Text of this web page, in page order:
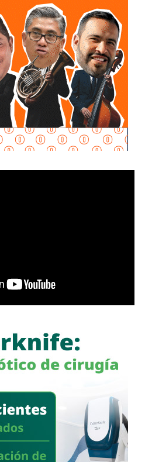
para el personal
rapidez situaciones de
seguridad y tranquilidad a las
la aplicación del Plan DN-III-E,